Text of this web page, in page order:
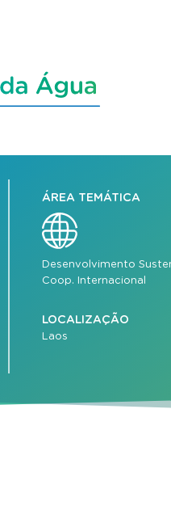
ÁREA TEMÁTICA
Desenvolvimento
Coop. Internacional
LOCALIZAÇÃO
Laos